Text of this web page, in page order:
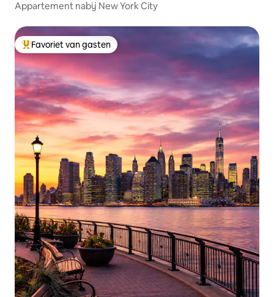
Appartement nabij New York City
Topfavoriet van gasten
Favoriet van gasten